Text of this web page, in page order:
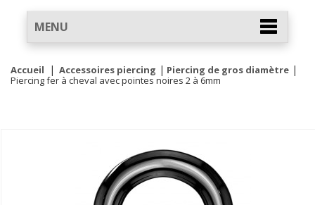
MENU
Accueil Accessoires piercing
Piercing de gros diamètre
Piercing fer à cheval avec pointes noires 2 à 6mm